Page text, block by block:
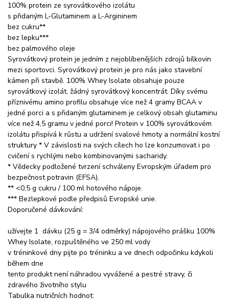
100% protein ze syrovátkového izolátu
s přidaným L-Glutaminem a L-Argininem
bez cukru**
bez lepku***
bez palmového oleje
Syrovátkový protein je jedním z nejoblíbenějších zdrojů bílkovin
mezi sportovci. Syrovátkový protein je pro nás jako stavební
kámen při stavbě. 100% Whey Isolate obsahuje pouze
syrovátkový izolát, žádný syrovátkový koncentrát. Díky svému
příznivému amino profilu obsahuje více než 4 gramy BCAA v
jedné porci a s přidaným glutaminem je celkový obsah glutaminu
více než 4,5 gramu v jedné porci! Protein v 100% syrovátkovém
izolátu přispívá k růstu a udržení svalové hmoty a normální kostní
struktury * V závislosti na svých cílech ho lze konzumovat i po
cvičení s rychlými nebo kombinovanými sacharidy.
* Vědecky podložené tvrzení schváleny Evropským úřadem pro
bezpečnost potravin (EFSA).
** <0,5 g cukru / 100 ml hotového nápoje.
*** Bezlepkové podle předpisů Evropské unie.
Doporučené dávkování:
užívejte 1 dávku (25 g = 3/4 odměrky) nápojového prášku 100%
Whey Isolate, rozpuštěného ve 250 ml vody
v tréninkové dny pijte po tréninku a ve dnech odpočinku kdykoli
během dne
tento produkt není náhradou vyvážené a pestré stravy, či
zdravého životního stylu
Tabulka nutričních hodnot: